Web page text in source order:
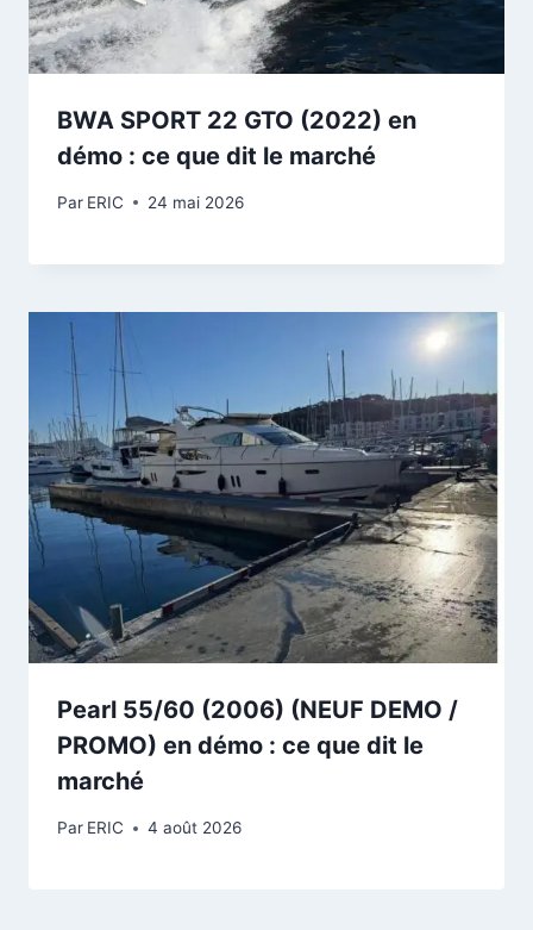
BWA SPORT 22 GTO (2022) en
démo : ce que dit le marché
Par ERIC 24 mai 2026
Pearl 55/60 (2006) (NEUF DEMO /
PROMO) en démo : ce que dit le
marché
Par ERIC 4 août 2026